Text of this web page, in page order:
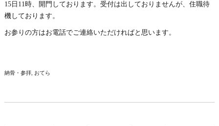
15日11時、開門しております。受付は出しておりませんが、住職待
機しております。
お参りの方はお電話でご連絡いただければと思います。
納骨・参拝 おてら